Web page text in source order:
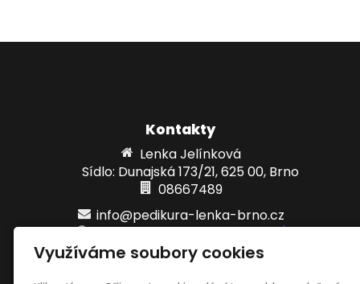
Kontakty
Lenka Jelínková
Sídlo: Dunajská 173/21, 625 00, Brno
08667489
info@pedikura-lenka-brno.cz
www.pedikura-lenka-brno.cz/
723585322
Využíváme soubory cookies